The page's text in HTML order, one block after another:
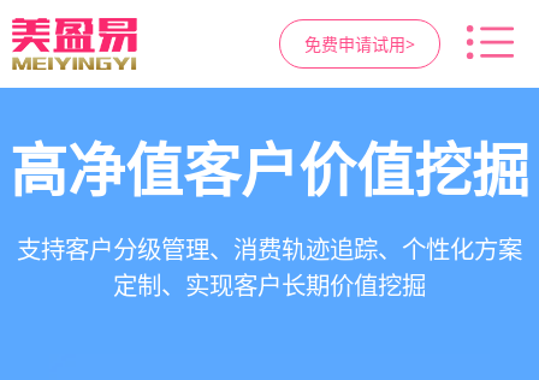
免费申请试用>
智慧医美管理系统
一站式解决医美机构预约、咨询、手术安排、会
员管理、财务核算全流程管理
医疗资源调度管理
支持电子病历、医生排班、手术室管理、智能预
约分配，科学安排医疗资源
高净值客户价值挖掘
支持客户分级管理、消费轨迹追踪、个性化方案
定制、实现客户长期价值挖掘
营销与私域运营
提供小程序商城、私域scrm、项目套餐、裂变分
销多种营销工具，助力获客与转化